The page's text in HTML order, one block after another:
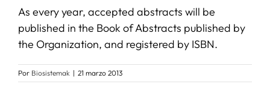
As every year, accepted abstracts will be
published in the Book of Abstracts published by
the Organization, and registered by ISBN.
Por Biosistemak | 21 marzo 2013